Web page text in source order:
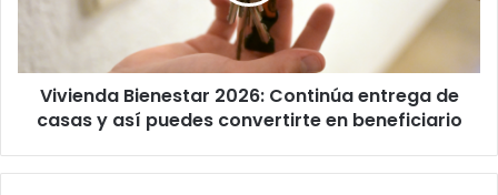
así
puedes
convertirte
Vivienda Bienestar 2026: Continúa entrega de
casas y así puedes convertirte en beneficiario